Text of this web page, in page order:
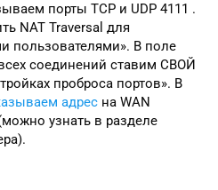
порты TCP и UDP 4111 .
NAT Traversal для
пользователями». В поле
соединений ставим СВОЙ
проброса портов». В
адрес на WAN
узнать в разделе